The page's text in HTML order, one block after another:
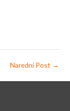
Naredni Post →